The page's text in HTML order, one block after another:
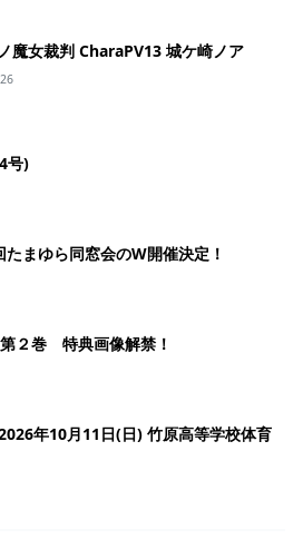
魔女裁判 CharaPV13 城ケ崎ノア
号)
まゆら同窓会のW開催決定！
２巻 特典画像解禁！
年10月11日(日) 竹原高等学校体育